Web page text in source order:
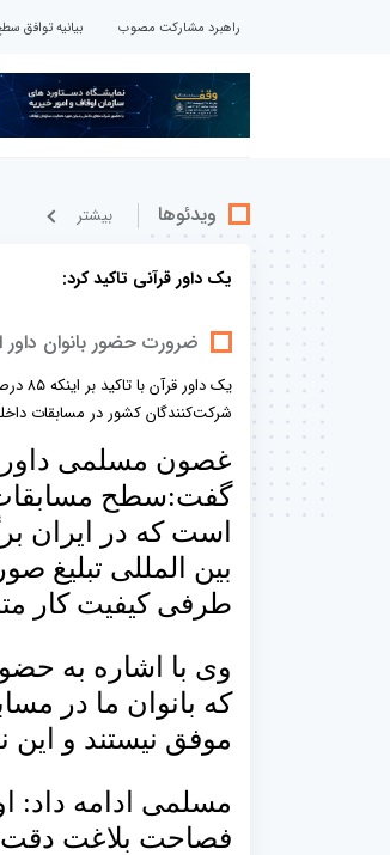
راهبرد مشارکت مصوب بیانیه توافق
ویدئوها بيشتر
یک داور قرآنی تاکید کرد:
ضرورت حضور بانوان داور ایرانی در
یک
شرکت‌کنندگان کشور در مسابقات
غصون مسلمی داور
گفت:سطح مسابقات
است که در ایران
بین المللی تبلیغ
طرفی کیفیت کار
وی با اشاره به
که بانوان ما در
موفق نیستند و
مسلمی ادامه داد:
فصاحت بلاغت دقت